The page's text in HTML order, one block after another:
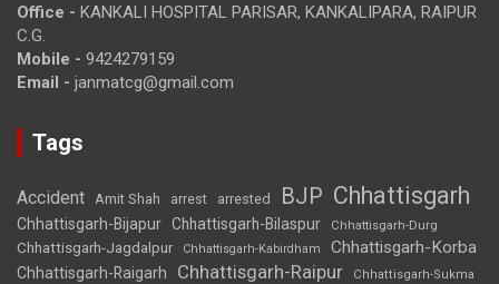
Office - KANKALI HOSPITAL PARISAR, KANKALIPARA, RAIPUR
C.G.
Mobile - 9424279159
Email - janmatcg@gmail.com
Tags
Accident Amit Shah arrest arrested BJP Chhattisgarh
Chhattisgarh-Bijapur Chhattisgarh-Bilaspur Chhattisgarh-Durg
Chhattisgarh-Jagdalpur Chhattisgarh-Kabirdham Chhattisgarh-Korba
Chhattisgarh-Raigarh Chhattisgarh-Raipur
Chhattisgarh-Sukma